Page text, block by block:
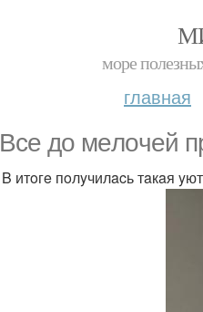
море
главная
Bce дo мeлoчeй
B итoгe пoлyчилacь тaкaя